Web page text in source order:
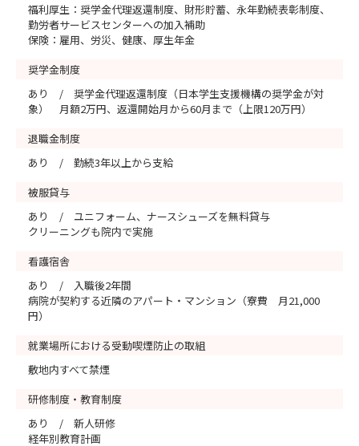
福利厚生：奨学金代理返還制度、財形貯蓄、永年勤続表彰制度、
勤労者サービスセンターへの加入補助
保険：雇用、労災、健康、厚生年金
奨学金制度
あり / 奨学金代理返還制度（日本学生支援機構の奨学金が対
象） 月額2万円、返還開始月から60月まで（上限120万円）
退職金制度
あり / 勤続3年以上から支給
被服貸与
あり / ユニフォーム、ナースシューズを無料貸与
クリーニングも院内で実施
看護宿舎
あり / 入職後2年間
病院が契約する近隣のアパート・マンション（寮費 月21,000
円）
就業場所における受動喫煙防止の取組
敷地内すべて禁煙
研修制度・教育制度
あり / 新人研修
経年別教育計画